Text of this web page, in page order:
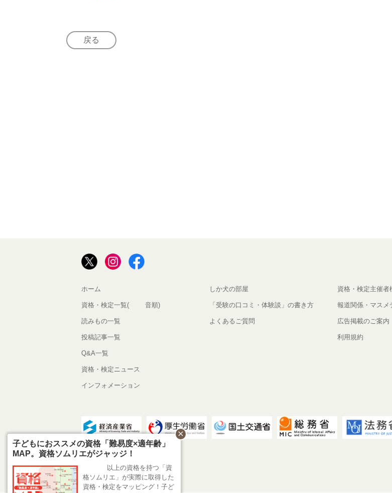
戻る
ホーム
資格・検定一覧(50音順)
読みもの一覧
投稿記事一覧
Q&A一覧
資格・検定ニュース
インフォメーション
しか犬の部屋
「受験の口コミ・体験談」の書き方
よくあるご質問
資格・検定主催者
報道関係・マスメ
広告掲載のご案内
利用規約
子どもにおススメの資格「難易度×適年齢」
MAP。資格ソムリエがジャッジ！
500以上の資格を持つ「資
格ソムリエ」が実際に取得した
資格・検定をマッピング！子ど
close